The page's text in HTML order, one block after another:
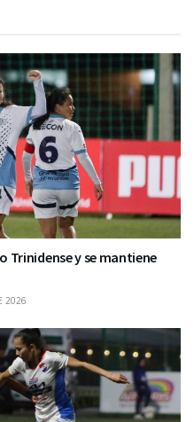
Trinidense y se mantiene
2026